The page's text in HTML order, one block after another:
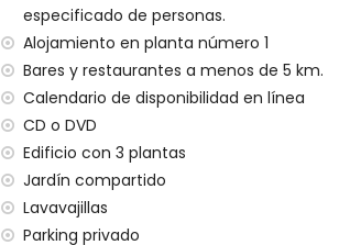
1000 metros del apartamento)
100 kilómetros del apartamento)
con niños
alquiler del apartamento
especificado de personas.
Alojamiento en planta número 1
Bares y restaurantes a menos de 5 km.
Calendario de disponibilidad en línea
CD o DVD
Edificio con 3 plantas
Jardín compartido
Lavavajillas
Parking privado